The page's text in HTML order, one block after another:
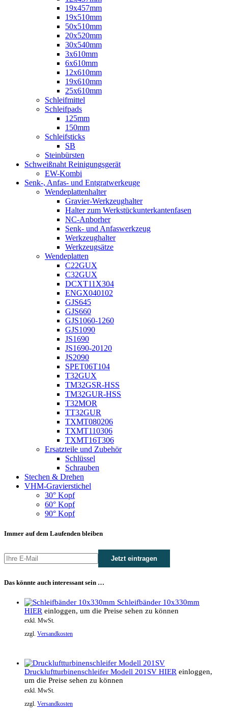
19x457mm
19x510mm
50x510mm
20x520mm
30x540mm
3x610mm
6x610mm
12x610mm
19x610mm
25x610mm
Schleifmittel
Schleifpads
125mm
150mm
Schleifsticks
SB
Steinbürsten
Schweißnaht Reinigungsgerät
EW-Kombi
Senk-, Anfas- und Entgratwerkeuge
Wendeplattenhalter
Gravier-Werkzeughalter
Halter zum Werkstückunterkantenfasen
NC-Anborher
Senk- und Anfaswerkzeug
Werkzeughalter
Werkzeugsätze
Wendeplatten
C22GUX
C32GUX
DCXT11X304
ENGX040102
GJS645
GJS660
GJS1060-1260
GJS1090
JS1690
JS1690-20120
JS2090
SPET06T104
T32GUX
TM32GSR-HSS
TM32GUR-HSS
T32MOR
TT32GUR
TXMT080206
TXMT110306
TXMT16T306
Ersatzteile und Zubehör
Schlüssel
Schrauben
Stechen & Drehen
VHM-Gravierstichel
30° Kopf
60° Kopf
90° Kopf
Immer auf dem Laufenden bleiben
Das könnte auch interessant sein …
Schleifbänder 10x330mm
HIER einloggen, um die Preise sehen zu können
exkl. MwSt.
zzgl. Versandkosten
Druckluftturbinenschleifer Modell 201SV HIER einloggen,
um die Preise sehen zu können
exkl. MwSt.
zzgl. Versandkosten